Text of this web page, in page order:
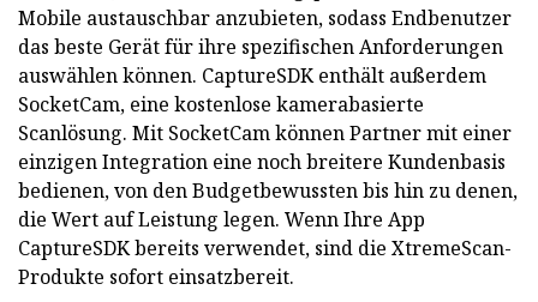
Mobile austauschbar anzubieten, sodass Endbenutzer
das beste Gerät für ihre spezifischen Anforderungen
auswählen können. CaptureSDK enthält außerdem
SocketCam, eine kostenlose kamerabasierte
Scanlösung. Mit SocketCam können Partner mit einer
einzigen Integration eine noch breitere Kundenbasis
bedienen, von den Budgetbewussten bis hin zu denen,
die Wert auf Leistung legen. Wenn Ihre App
CaptureSDK bereits verwendet, sind die XtremeScan-
Produkte sofort einsatzbereit.